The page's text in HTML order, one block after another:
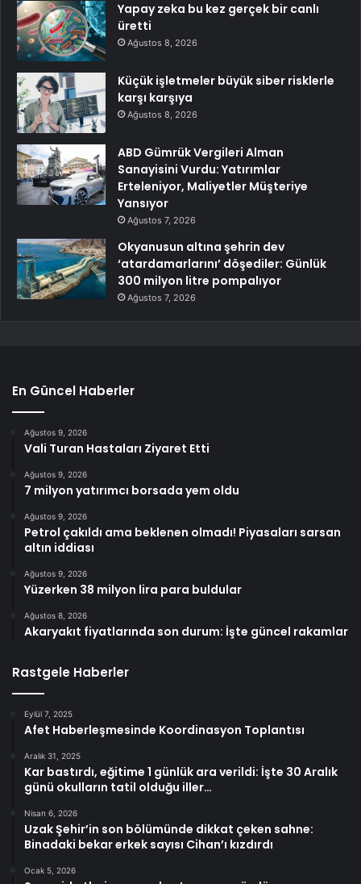
Yapay zeka bu kez gerçek bir canlı
üretti
Ağustos 8, 2026
Küçük işletmeler büyük siber risklerle
karşı karşıya
Ağustos 8, 2026
ABD Gümrük Vergileri Alman
Sanayisini Vurdu: Yatırımlar
Erteleniyor, Maliyetler Müşteriye
Yansıyor
Ağustos 7, 2026
Okyanusun altına şehrin dev
‘atardamarlarını’ döşediler: Günlük
300 milyon litre pompalıyor
Ağustos 7, 2026
En Güncel Haberler
Ağustos 9, 2026
Vali Turan Hastaları Ziyaret Etti
Ağustos 9, 2026
7 milyon yatırımcı borsada yem oldu
Ağustos 9, 2026
Petrol çakıldı ama beklenen olmadı! Piyasaları sarsan
altın iddiası
Ağustos 9, 2026
Yüzerken 38 milyon lira para buldular
Ağustos 8, 2026
Akaryakıt fiyatlarında son durum: İşte güncel rakamlar
Rastgele Haberler
Eylül 7, 2025
Afet Haberleşmesinde Koordinasyon Toplantısı
Aralık 31, 2025
Kar bastırdı, eğitime 1 günlük ara verildi: İşte 30 Aralık
günü okulların tatil olduğu iller…
Nisan 6, 2026
Uzak Şehir’in son bölümünde dikkat çeken sahne:
Binadaki bekar erkek sayısı Cihan’ı kızdırdı
Ocak 5, 2026